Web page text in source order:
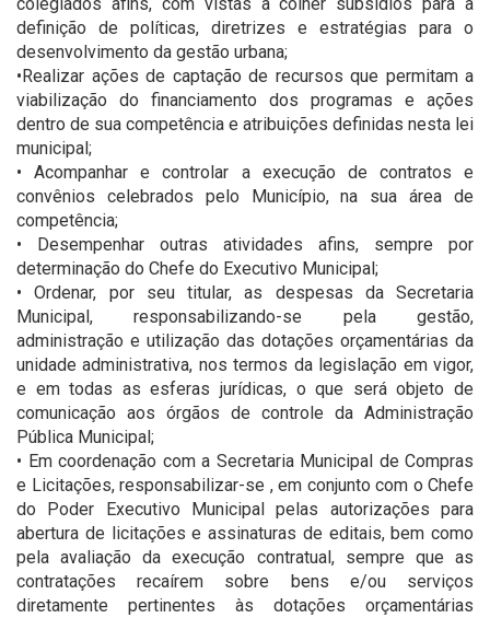
definição de políticas, diretrizes e estratégias para o
desenvolvimento da gestão urbana;
•Realizar ações de captação de recursos que permitam a
viabilização do financiamento dos programas e ações
dentro de sua competência e atribuições definidas nesta lei
municipal;
• Acompanhar e controlar a execução de contratos e
convênios celebrados pelo Município, na sua área de
competência;
• Desempenhar outras atividades afins, sempre por
determinação do Chefe do Executivo Municipal;
• Ordenar, por seu titular, as despesas da Secretaria
Municipal, responsabilizando-se pela gestão,
administração e utilização das dotações orçamentárias da
unidade administrativa, nos termos da legislação em vigor,
e em todas as esferas jurídicas, o que será objeto de
comunicação aos órgãos de controle da Administração
Pública Municipal;
• Em coordenação com a Secretaria Municipal de Compras
e Licitações, responsabilizar-se , em conjunto com o Chefe
do Poder Executivo Municipal pelas autorizações para
abertura de licitações e assinaturas de editais, bem como
pela avaliação da execução contratual, sempre que as
contratações recaírem sobre bens e/ou serviços
diretamente pertinentes às dotações orçamentárias